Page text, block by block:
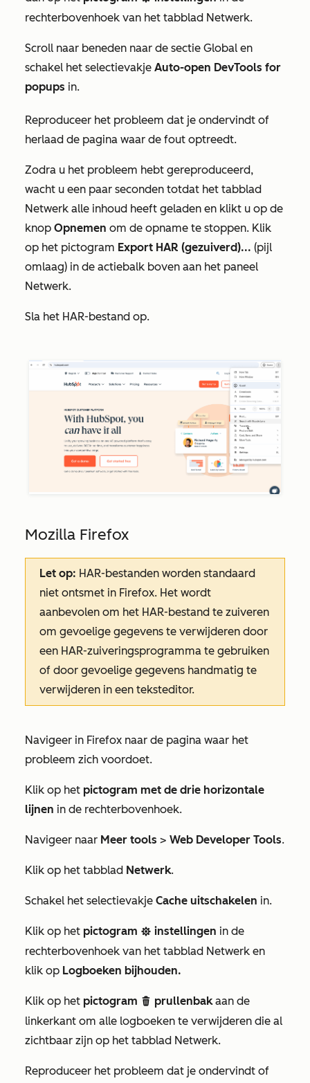
rechterbovenhoek van het tabblad Netwerk.
Scroll naar beneden naar de sectie Global en
schakel het selectievakje Auto-open DevTools for
popups in.
Reproduceer het probleem dat je ondervindt of
herlaad de pagina waar de fout optreedt.
Zodra u het probleem hebt gereproduceerd,
wacht u een paar seconden totdat het tabblad
Netwerk alle inhoud heeft geladen en klikt u op de
knop Opnemen om de opname te stoppen. Klik
op het pictogram Export HAR (gezuiverd)... (pijl
omlaag) in de actiebalk boven aan het paneel
Netwerk.
Sla het HAR-bestand op.
Mozilla Firefox
Let op: HAR-bestanden worden standaard
niet ontsmet in Firefox. Het wordt
aanbevolen om het HAR-bestand te zuiveren
om gevoelige gegevens te verwijderen door
een HAR-zuiveringsprogramma te gebruiken
of door gevoelige gegevens handmatig te
verwijderen in een teksteditor.
Navigeer in Firefox naar de pagina waar het
probleem zich voordoet.
Klik op het pictogram met de drie horizontale
lijnen in de rechterbovenhoek.
Navigeer naar Meer tools > Web Developer Tools.
Klik op het tabblad Netwerk.
Schakel het selectievakje Cache uitschakelen in.
Klik op het pictogram settings instellingen in de
rechterbovenhoek van het tabblad Netwerk en
klik op Logboeken bijhouden.
Klik op het pictogram delete prullenbakaan de
linkerkant om alle logboeken te verwijderen die al
zichtbaar zijn op het tabblad Netwerk.
Reproduceer het probleem dat je ondervindt of